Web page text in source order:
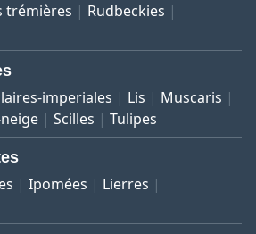
trémières
Rudbeckies
imperiales Lis
Muscaris
Scilles Tulipes
Ipomées
Lierres